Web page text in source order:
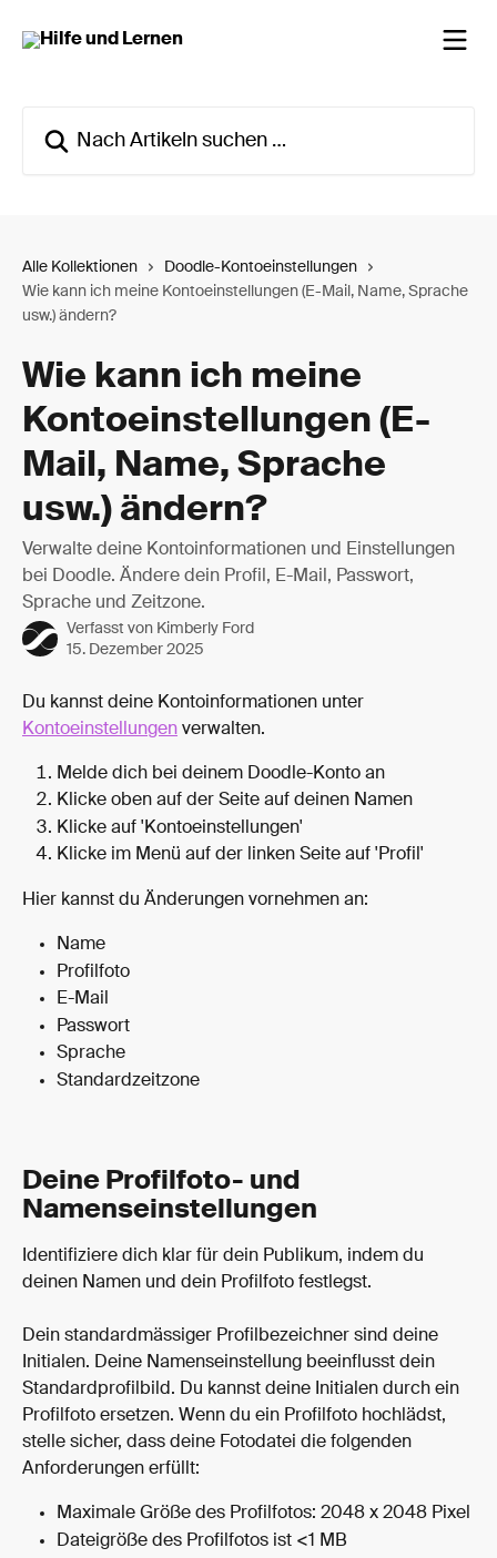
Alle Kollektionen
Doodle-Kontoeinstellungen
Wie kann ich meine Kontoeinstellungen (E-Mail, Name, Sprache
usw.) ändern?
Wie kann ich meine
Kontoeinstellungen (E-
Mail, Name, Sprache
usw.) ändern?
Verwalte deine Kontoinformationen und Einstellungen
bei Doodle. Ändere dein Profil, E-Mail, Passwort,
Sprache und Zeitzone.
Verfasst von Kimberly Ford
15. Dezember 2025
Du kannst deine Kontoinformationen unter
Kontoeinstellungen verwalten.
Melde dich bei deinem Doodle-Konto an
Klicke oben auf der Seite auf deinen Namen
Klicke auf 'Kontoeinstellungen'
Klicke im Menü auf der linken Seite auf 'Profil'
Hier kannst du Änderungen vornehmen an:
Name
Profilfoto
E-Mail
Passwort
Sprache
Standardzeitzone
Deine Profilfoto- und
Namenseinstellungen
Identifiziere dich klar für dein Publikum, indem du
deinen Namen und dein Profilfoto festlegst.
Dein standardmässiger Profilbezeichner sind deine
Initialen. Deine Namenseinstellung beeinflusst dein
Standardprofilbild. Du kannst deine Initialen durch ein
Profilfoto ersetzen. Wenn du ein Profilfoto hochlädst,
stelle sicher, dass deine Fotodatei die folgenden
Anforderungen erfüllt:
Maximale Größe des Profilfotos: 2048 x 2048 Pixel
Dateigröße des Profilfotos ist <1 MB